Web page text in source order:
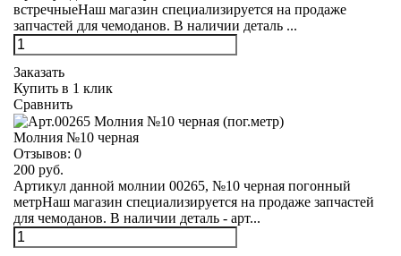
встречныеНаш магазин специализируется на продаже
запчастей для чемоданов. В наличии деталь ...
Заказать
Купить в 1 клик
Сравнить
Молния №10 черная
Отзывов: 0
200 руб.
Артикул данной молнии 00265, №10 черная погонный
метрНаш магазин специализируется на продаже запчастей
для чемоданов. В наличии деталь - арт...